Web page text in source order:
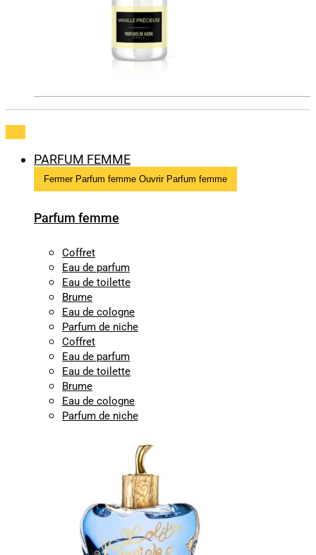
PARFUM FEMME
Fermer Parfum femme Ouvrir Parfum femme
Parfum femme
Coffret
Eau de parfum
Eau de toilette
Brume
Eau de cologne
Parfum de niche
Coffret
Eau de parfum
Eau de toilette
Brume
Eau de cologne
Parfum de niche